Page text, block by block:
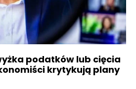
podatków lub cięcia
krytykują plany